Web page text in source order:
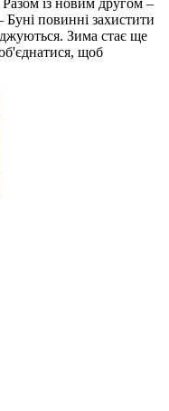
повинні захистити
Зима стає ще
щоб